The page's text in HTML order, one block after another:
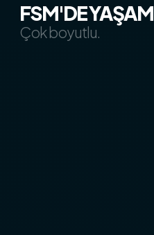
FSM'DE YAŞAM
Çok boyutlu.